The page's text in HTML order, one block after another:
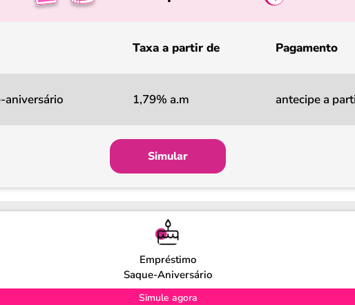
Taxa a partir de Pagamento
aniversário 1,79% a.m antecipe a
Simular
Empréstimo
Saque-Aniversário
Simule agora